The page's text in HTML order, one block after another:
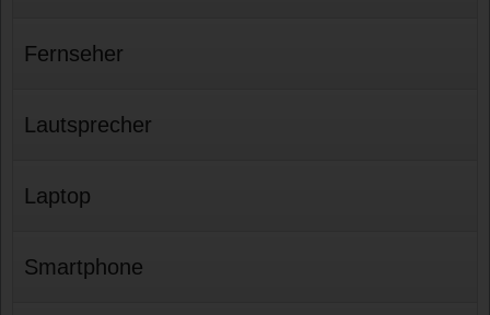
Fernseher
Lautsprecher
Laptop
Smartphone